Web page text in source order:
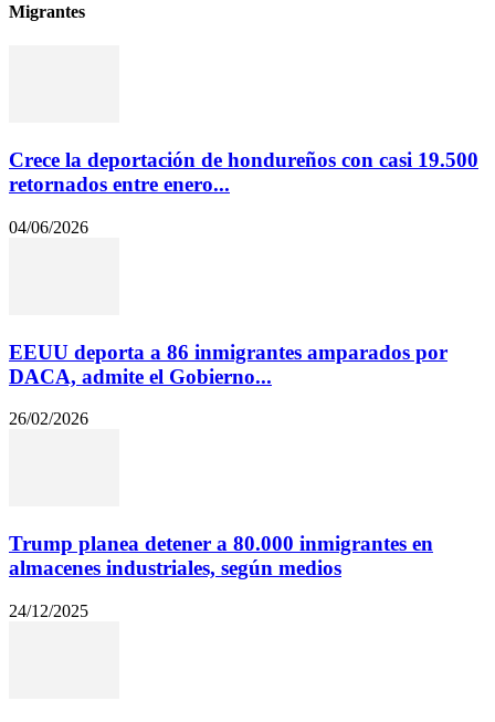
Migrantes
Crece la deportación de hondureños con casi 19.500
retornados entre enero...
04/06/2026
EEUU deporta a 86 inmigrantes amparados por
DACA, admite el Gobierno...
26/02/2026
Trump planea detener a 80.000 inmigrantes en
almacenes industriales, según medios
24/12/2025